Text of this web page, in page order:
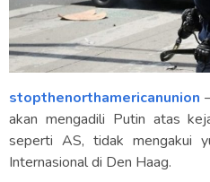
stopthenorthamericanunion
akan mengadili Putin atas
seperti AS, tidak mengakui
Internasional di Den Haag.